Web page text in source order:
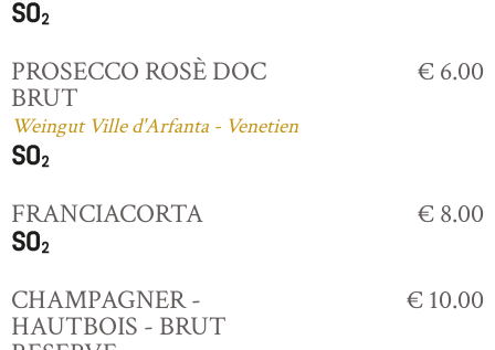
PROSECCO ROSÈ DOC
BRUT
Weingut Ville d'Arfanta - Venetien
€ 6.00
FRANCIACORTA € 8.00
CHAMPAGNER -
HAUTBOIS - BRUT
€ 10.00